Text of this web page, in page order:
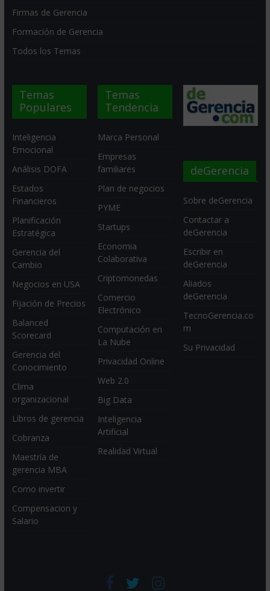
Firmas de Gerencia
Formación de Gerencia
Todos los Temas
Temas
Populares
Inteligencia
Emocional
Análisis DOFA
Estados
Financieros
Planificación
Estratégica
Gerencia del
Cambio
Negocios en USA
Fijación de Precios
Balanced
Scorecard
Gerencia del
Conocimiento
Clima
organizacional
Libros de gerencia
Cobranza
Maestría de
gerencia MBA
Como invertir
Compensacion y
Salario
Temas
Tendencia
Marca Personal
Empresas
familiares
Plan de negocios
PYME
Startups
Economia
Colaborativa
Criptomonedas
Comercio
Electrónico
Computación en
La Nube
Privacidad Online
Web 2.0
Big Data
Inteligencia
Artificial
Realidad Virtual
deGerencia
Sobre deGerencia
Contactar a
deGerencia
Escribir en
deGerencia
Aliados
deGerencia
TecnoGerencia.co
m
Su Privacidad